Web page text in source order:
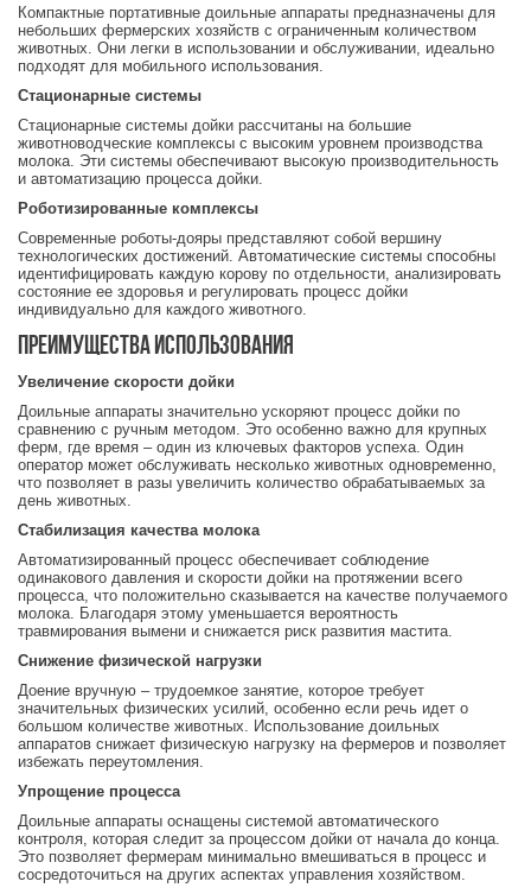
Компактные портативные доильные аппараты предназначены для
небольших фермерских хозяйств с ограниченным количеством
животных. Они легки в использовании и обслуживании, идеально
подходят для мобильного использования.
Стационарные системы
Стационарные системы дойки рассчитаны на большие
животноводческие комплексы с высоким уровнем производства
молока. Эти системы обеспечивают высокую производительность
и автоматизацию процесса дойки.
Роботизированные комплексы
Современные роботы-дояры представляют собой вершину
технологических достижений. Автоматические системы способны
идентифицировать каждую корову по отдельности, анализировать
состояние ее здоровья и регулировать процесс дойки
индивидуально для каждого животного.
Преимущества использования
Увеличение скорости дойки
Доильные аппараты значительно ускоряют процесс дойки по
сравнению с ручным методом. Это особенно важно для крупных
ферм, где время – один из ключевых факторов успеха. Один
оператор может обслуживать несколько животных одновременно,
что позволяет в разы увеличить количество обрабатываемых за
день животных.
Стабилизация качества молока
Автоматизированный процесс обеспечивает соблюдение
одинакового давления и скорости дойки на протяжении всего
процесса, что положительно сказывается на качестве получаемого
молока. Благодаря этому уменьшается вероятность
травмирования вымени и снижается риск развития мастита.
Снижение физической нагрузки
Доение вручную – трудоемкое занятие, которое требует
значительных физических усилий, особенно если речь идет о
большом количестве животных. Использование доильных
аппаратов снижает физическую нагрузку на фермеров и позволяет
избежать переутомления.
Упрощение процесса
Доильные аппараты оснащены системой автоматического
контроля, которая следит за процессом дойки от начала до конца.
Это позволяет фермерам минимально вмешиваться в процесс и
сосредоточиться на других аспектах управления хозяйством.